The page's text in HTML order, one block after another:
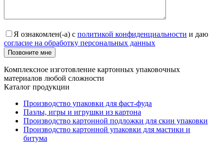
Я ознакомлен(-а) с политикой конфиденциальности и даю
согласие на обработку персональных данных
Позвоните мне
Комплексное изготовление картонных упаковочных
материалов любой сложности
Каталог продукции
Производство упаковки для фаст-фуда
Пазлы, игры и игрушки из картона
Производство картонной подложки для скин упаковки
Производство картонной упаковки для мастики и
битума